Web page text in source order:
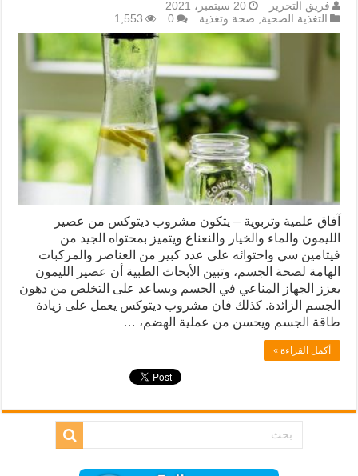
فريق التحرير
20 سبتمبر، 2021
التغذية الصحية, صحة وتغذية 0
1,553
آفاق علمية وتربوية – يتكون مشروب ديتوكس من عصير
الليمون والماء والخيار والنعناع ويتميز بمحتواه الجيد من
فيتامين سي واحتوائه على عدد كبير من العناصر والمركبات
الهامة لصحة الجسم، وتبين الأبحاث الطبية أن عصير الليمون
يعزز الجهاز المناعي في الجسم ويساعد على التخلص من دهون
الجسم الزائدة. كذلك فان مشروب ديتوكس يعمل على زيادة
طاقة الجسم ويحسن من عملية الهضم، …
أكمل القراءة »